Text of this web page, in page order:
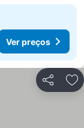
Ver preços
Partilhar